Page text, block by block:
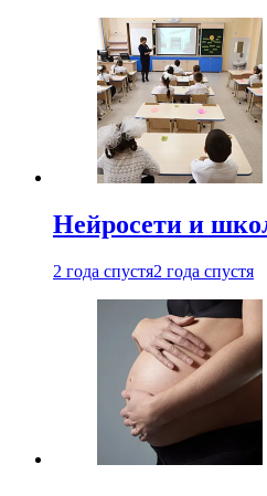
Нейросети и
2 года спустя2 года спустя